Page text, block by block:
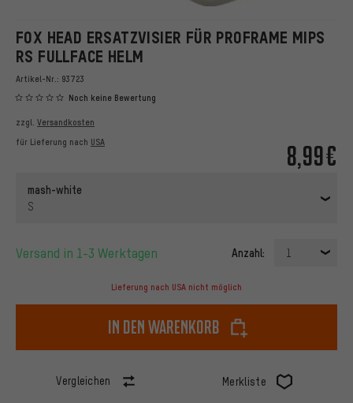
FOX HEAD ERSATZVISIER FÜR PROFRAME MIPS
RS FULLFACE HELM
Artikel-Nr.: 93723
Noch keine Bewertung
8,99€
zzgl. Versandkosten
für Lieferung nach USA
mash-white
S
Versand in 1-3 Werktagen Anzahl: 1
Lieferung nach USA nicht möglich
In den Warenkorb
Vergleichen Merkliste